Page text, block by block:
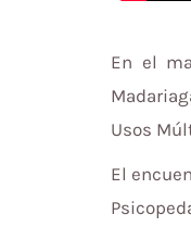
En el
Usos
El